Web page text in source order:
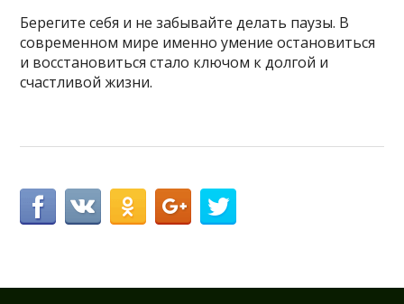
Берегите себя и не забывайте делать паузы. В
современном мире именно умение остановиться
и восстановиться стало ключом к долгой и
счастливой жизни.